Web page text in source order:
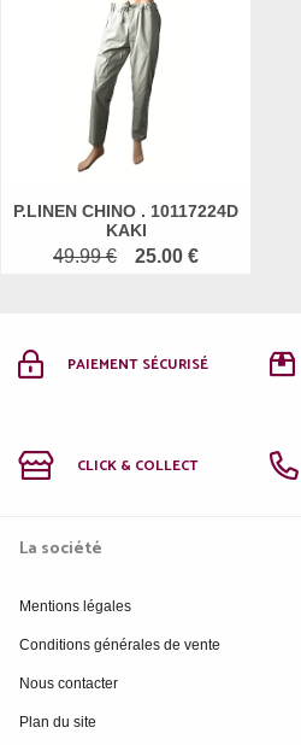
P.LINEN CHINO . 10117224D
KAKI
49.99 € 25.00 €
PAIEMENT SÉCURISÉ
CLICK & COLLECT
La société
Mentions légales
Conditions générales de vente
Nous contacter
Plan du site